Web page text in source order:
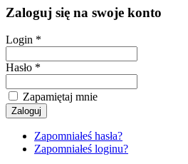
Zaloguj się na swoje konto
Login *
Hasło *
Zapamiętaj mnie
Zapomniałeś hasła?
Zapomniałeś loginu?